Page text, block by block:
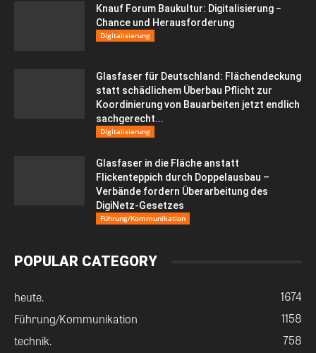
Knauf Forum Baukultur: Digitalisierung −
Chance und Herausforderung
Digitalisierung
Glasfaser für Deutschland: Flächendeckung
statt schädlichem Überbau Pflicht zur
Koordinierung von Bauarbeiten jetzt endlich
sachgerecht...
Digitalisierung
Glasfaser in die Fläche anstatt
Flickenteppich durch Doppelausbau –
Verbände fordern Überarbeitung des
DigiNetz-Gesetzes
Führung/Kommunikation
POPULAR CATEGORY
heute.
1674
Führung/Kommunikation
1158
technik.
758